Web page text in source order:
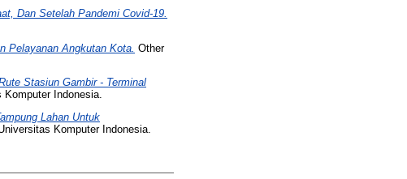
Dan Setelah Pandemi Covid-19.
Pelayanan Angkutan Kota. Other
Stasiun Gambir - Terminal
Indonesia.
Lahan Untuk
Komputer Indonesia.